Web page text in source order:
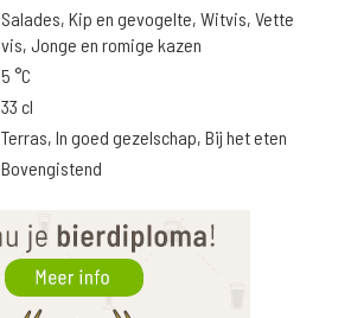
Salades, Kip en gevogelte, Witvis, Vette
vis, Jonge en romige kazen
5 °C
33 cl
Terras, In goed gezelschap, Bij het eten
Bovengistend